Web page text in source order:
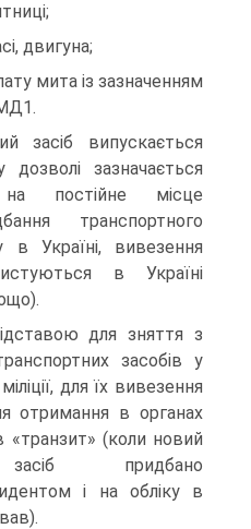
двигуна;
мита із зазначенням
засіб випускається
зазначається
постійне місце
транспортного
в Україні, вивезення
в Україні
для зняття з
засобів у
для їх вивезення
отримання в органах
«транзит» (коли новий
засіб придбано
і на обліку в